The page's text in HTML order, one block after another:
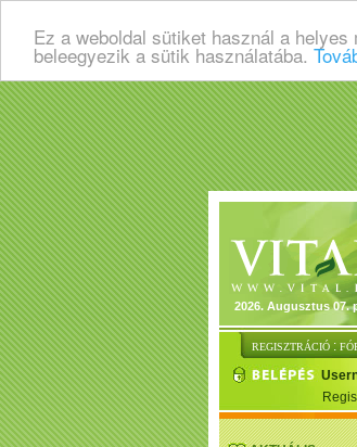
Ez a weboldal sütiket használ a
beleegyezik a sütik használatába.
2026. Augusztus 07.
REGISZTRÁCIÓ :